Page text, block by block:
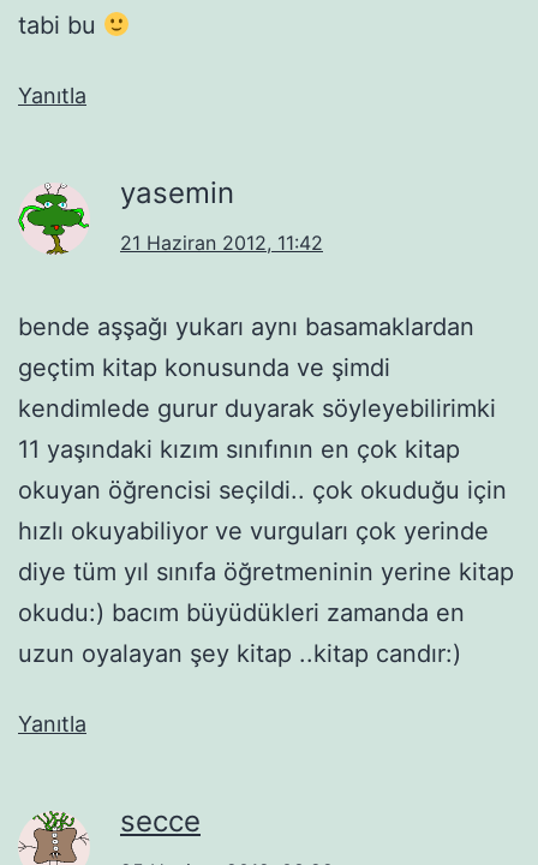
tabi bu
Yanıtla
yasemin
21 Haziran 2012, 11:42
bende aşşağı yukarı aynı basamaklardan
geçtim kitap konusunda ve şimdi
kendimlede gurur duyarak söyleyebilirimki
11 yaşındaki kızım sınıfının en çok kitap
okuyan öğrencisi seçildi.. çok okuduğu için
hızlı okuyabiliyor ve vurguları çok yerinde
diye tüm yıl sınıfa öğretmeninin yerine kitap
okudu:) bacım büyüdükleri zamanda en
uzun oyalayan şey kitap ..kitap candır:)
Yanıtla
secce